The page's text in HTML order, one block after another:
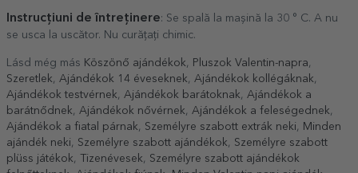
Instrucțiuni de întreținere: Se spală la mașină la 30 ° C. A nu
se usca la uscător. Nu curățați chimic.
Lásd még más Köszönő ajándékok Pluszok Valentin-napra
Szeretlek
Ajándékok 14 éveseknek Ajándékok kollégáknak
Ajándékok testvérnek
Ajándékok barátoknak
Ajándékok a
barátnődnek
Ajándékok nővérnek Ajándékok a feleségednek
Ajándékok a fiatal párnak
Személyre szabott extrák neki
Minden
ajándék neki
Személyre szabott ajándékok
Személyre szabott
plüss játékok
Tizenévesek
Személyre szabott ajándékok